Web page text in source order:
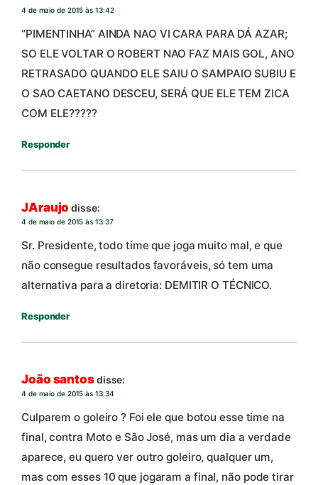
4 de maio de 2015 às 13:42
“PIMENTINHA” AINDA NAO VI CARA PARA DÁ AZAR;
SO ELE VOLTAR O ROBERT NAO FAZ MAIS GOL, ANO
RETRASADO QUANDO ELE SAIU O SAMPAIO SUBIU E
O SAO CAETANO DESCEU, SERÁ QUE ELE TEM ZICA
COM ELE?????
Responder
JAraujo disse:
4 de maio de 2015 às 13:37
Sr. Presidente, todo time que joga muito mal, e que
não consegue resultados favoráveis, só tem uma
alternativa para a diretoria: DEMITIR O TÉCNICO.
Responder
João santosdisse:
4 de maio de 2015 às 13:34
Culparem o goleiro ? Foi ele que botou esse time na
final, contra Moto e São José, mas um dia a verdade
aparece, eu quero ver outro goleiro, qualquer um,
mas com esses 10 que jogaram a final, não pode tirar